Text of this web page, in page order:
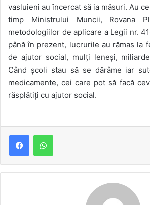
vasluieni au încercat să ia măsuri. Au
timp Ministrului Muncii, Rovana
metodologiilor de aplicare a Legii nr.
până în prezent, lucrurile au rămas la
de ajutor social, mulți leneși,
Când școli stau să se dărâme iar
medicamente, cei care pot să facă
răsplătiți cu ajutor social.